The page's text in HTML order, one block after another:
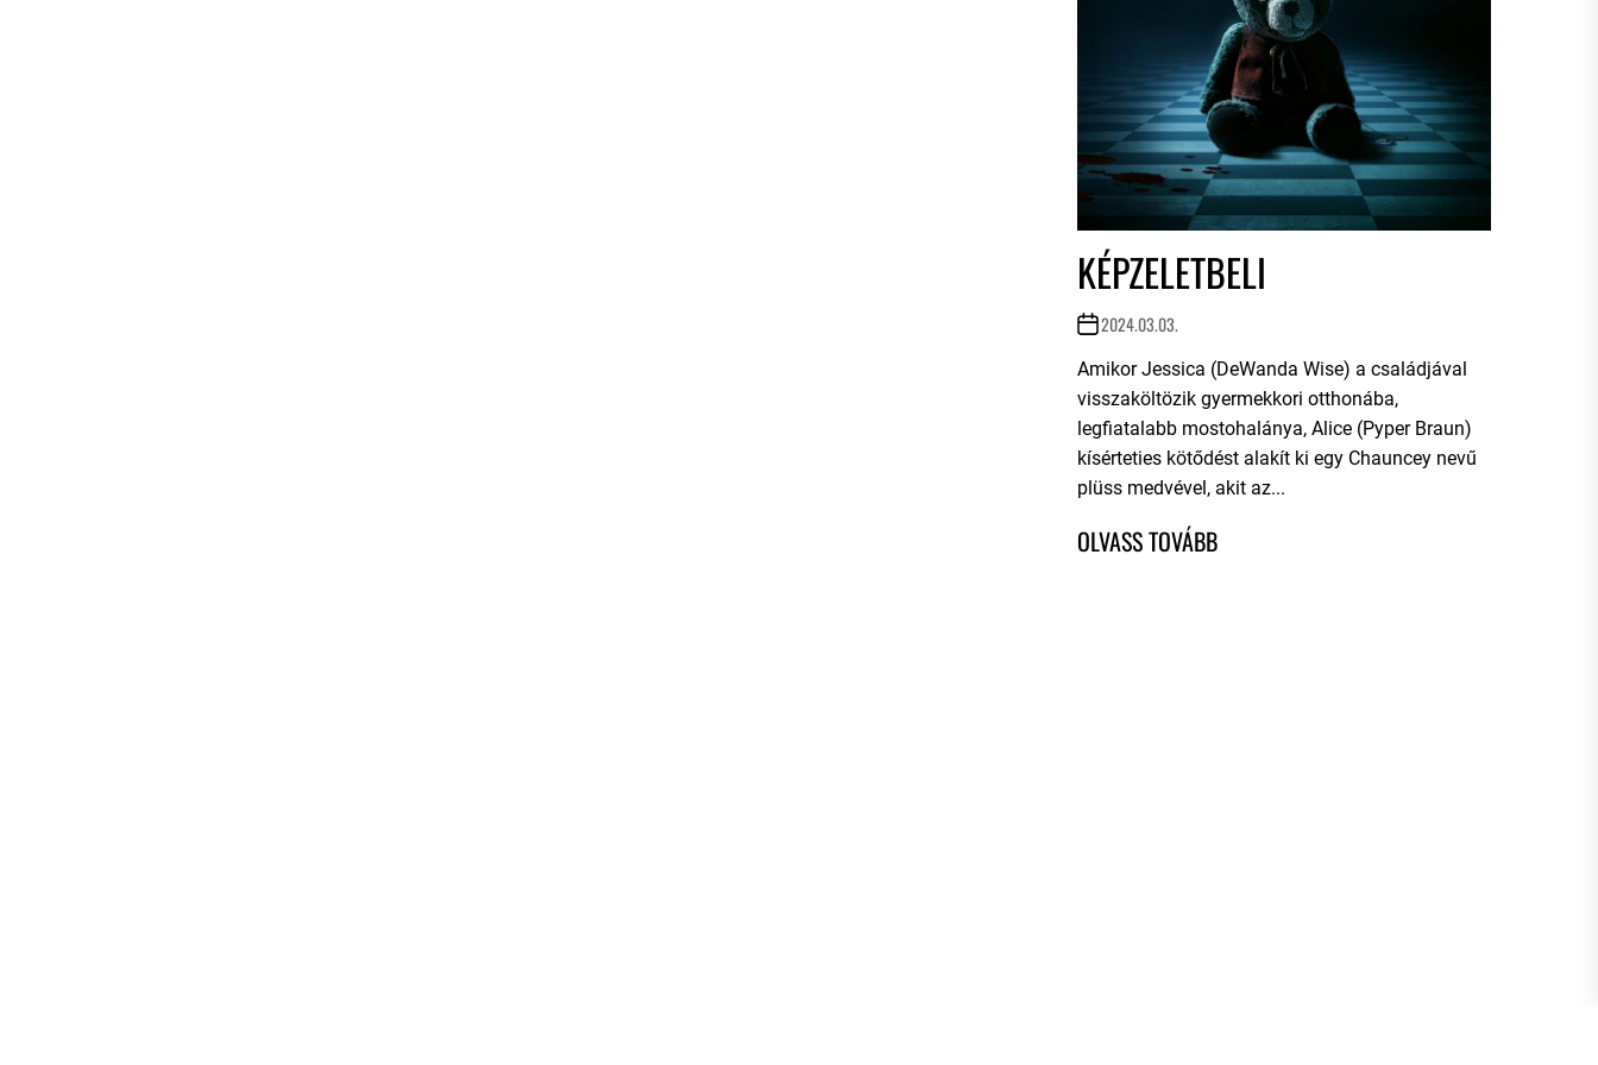
KÉPZELETBELI
2024.03.03.
Amikor Jessica (DeWanda Wise) a családjával
visszaköltözik gyermekkori otthonába,
legfiatalabb mostohalánya, Alice (Pyper Braun)
kísérteties kötődést alakít ki egy Chauncey nevű
plüss medvével, akit az...